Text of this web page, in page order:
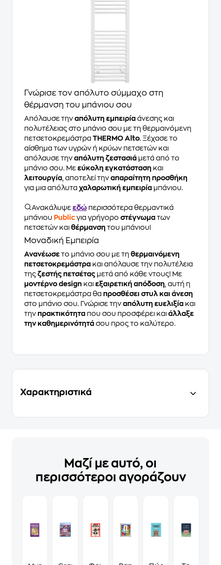
Γνώρισε τον απόλυτο σύμμαχο στη
θέρμανση του μπάνιου σου
Απόλαυσε την απόλυτη εμπειρία άνεσης και
πολυτέλειας στο μπάνιο σου με τη θερμαινόμενη
πετσετοκρεμάστρα THERMO Alto. Ξέχασε το
αίσθημα των υγρών ή κρύων πετσετών και
απόλαυσε την απόλυτη ζεστασιά μετά από το
μπάνιο σου. Με εύκολη εγκατάσταση και
λειτουργία , αποτελεί την απαραίτητη προσθήκη
για μια απόλυτα χαλαρωτική εμπειρία μπάνιου.
Ανακάλυψε εδώ περισσότερα θερμαντικά
μπάνιου Public για γρήγορο στέγνωμα των
πετσετών και θέρμανση του μπάνιου!
Μοναδική Εμπειρία
Ανανέωσε το μπάνιο σου με τη θερμαινόμενη
πετσετοκρεμάστρα και απόλαυσε την πολυτέλεια
της ζεστής πετσέτας μετά από κάθε ντους! Με
μοντέρνο design και εξαιρετική απόδοση , αυτή η
πετσετοκρεμάστρα θα προσθέσει στυλ και άνεση
στο μπάνιο σου. Γνώρισε την απόλυτη ευελιξία και
την πρακτικότητα που σου προσφέρει και άλλαξε
την καθημερινότητά σου προς το καλύτερο.
Χαρακτηριστικά
Μαζί με αυτό, οι
περισσότεροι αγοράζουν